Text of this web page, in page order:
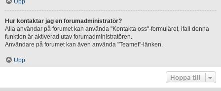
Upp
Hur kontaktar jag en forumadministratör?
Alla användar på forumet kan använda "Kontakta oss"-formuläret, ifall denna
funktion är aktiverad utav forumadministratören.
Användare på forumet kan även använda "Teamet"-länken.
Upp
Hoppa till